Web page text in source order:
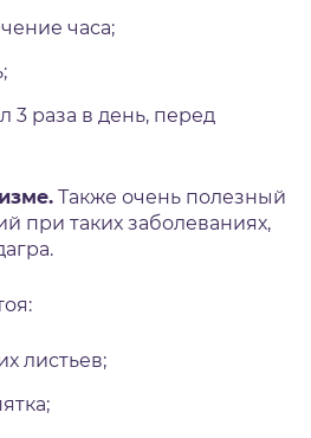
часа;
3 раза в день, перед
Также очень полезный
при таких заболеваниях,
листьев;